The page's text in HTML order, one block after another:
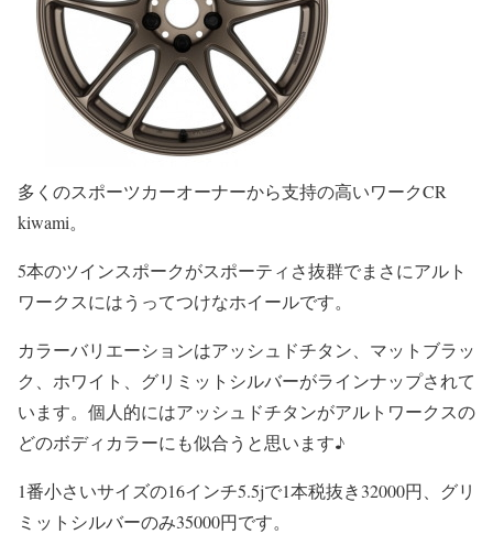
多くのスポーツカーオーナーから支持の高いワークCR
kiwami。
5本のツインスポークがスポーティさ抜群でまさにアルト
ワークスにはうってつけなホイールです。
カラーバリエーションはアッシュドチタン、マットブラッ
ク、ホワイト、グリミットシルバーがラインナップされて
います。個人的にはアッシュドチタンがアルトワークスの
どのボディカラーにも似合うと思います♪
1番小さいサイズの16インチ5.5jで1本税抜き32000円、グリ
ミットシルバーのみ35000円です。